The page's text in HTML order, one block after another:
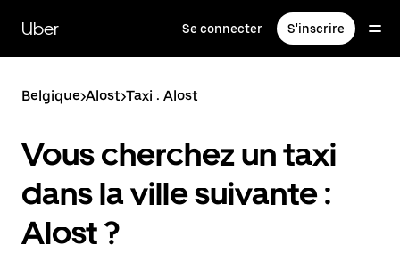
contenu
principal
Uber Se connecter S'inscrire
Belgique>Alost>Taxi : Alost
Vous cherchez un taxi
dans la ville suivante :
Alost ?